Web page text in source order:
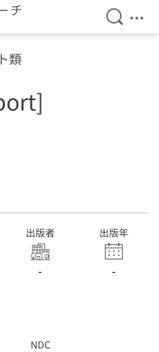
検索を
メ
類
出版者
-
出版年
-
NDC